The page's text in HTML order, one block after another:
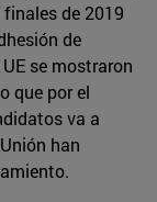
de 2019
de
se mostraron
que por el
va a
han